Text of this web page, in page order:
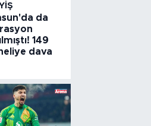
da
149
dava